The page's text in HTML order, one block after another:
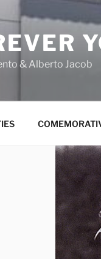
& Alberto Jacob